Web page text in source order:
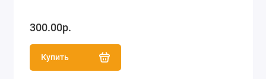
300.00р.
Купить